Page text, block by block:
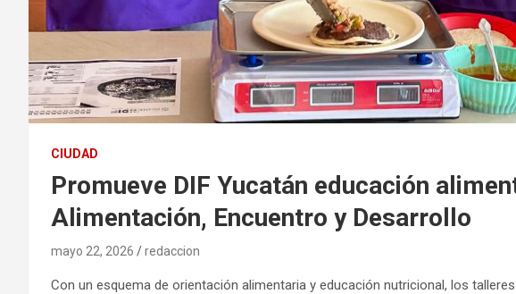
CIUDAD
Promueve DIF Yucatán educación
Alimentación, Encuentro y Desarrollo
mayo 22, 2026 redaccion
Con un esquema de orientación alimentaria y educación nutricional, los